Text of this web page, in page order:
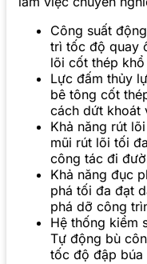
Công suất
trì tốc độ quay
lõi cốt thép
Lực đấm thủy
bê tông cốt
cách dứt khoát
Khả năng rút
mũi rút lõi tối
công tác đi
Khả năng đục
phá tối đa đạt
phá dỡ công
Hệ thống kiểm
Tự động bù
tốc độ đập búa